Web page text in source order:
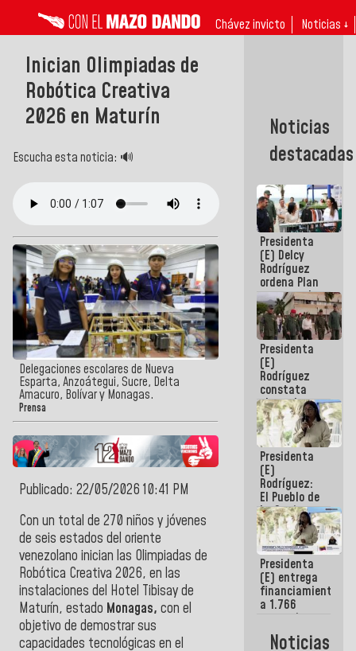
Chávez invicto Noticias ↓
Inician Olimpiadas de
Robótica Creativa
2026 en Maturín
Escucha esta noticia: 🔊
Delegaciones escolares de Nueva
Esparta, Anzoátegui, Sucre, Delta
Amacuro, Bolívar y Monagas.
Prensa
Publicado: 22/05/2026 10:41 PM
Con un total de 270 niños y jóvenes
de seis estados del oriente
venezolano inician las Olimpiadas de
Robótica Creativa 2026, en las
instalaciones del Hotel Tibisay de
Maturín, estado Monagas, con el
objetivo de demostrar sus
capacidades tecnológicas en el
Noticias
destacadas
Presidenta
(E) Delcy
Rodríguez
ordena Plan
maestro de
desarrollo
logístico y
turístico
para La
Guaira
Presidenta
(E)
Rodríguez
constata
obras de
rehabilitación
de Escuela
Militar de
Mamo en La
Guaira
Presidenta
(E)
Rodríguez:
El Pueblo de
La Guaira
siempre
estará
acompañada
por el
Gobierno
Nacional
Presidenta
(E) entrega
financiamientos
a 1.766
comerciantes
emprendedores
Noticias